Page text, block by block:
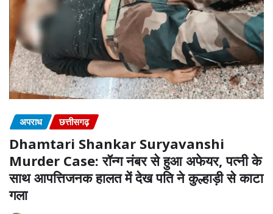
अपराध छत्तीसगढ़
Dhamtari Shankar Suryavanshi
Murder Case: रॉन्ग नंबर से हुआ अफेयर, पत्नी के
साथ आपत्तिजनक हालत में देख पति ने कुल्हाड़ी से काटा
गला